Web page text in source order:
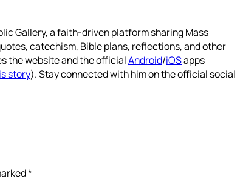
Gallery, a faith-driven platform sharing Mass
catechism, Bible plans, reflections, and other
the website and the officialAndroid/iOSapps
story). Stay connected with him on the official social
*